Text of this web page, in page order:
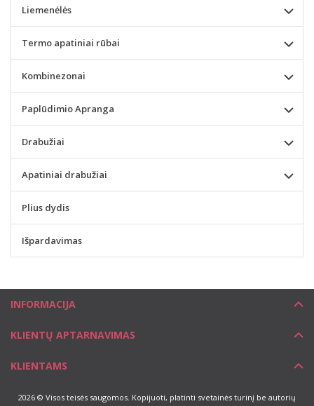
Liemenėlės
Termo apatiniai rūbai
Kombinezonai
Paplūdimio Apranga
Drabužiai
Apatiniai drabužiai
Plius dydis
Išpardavimas
INFORMACIJA
KLIENTŲ APTARNAVIMAS
KLIENTAMS
2026 © Visos teisės saugomos. Kopijuoti, platinti svetainės turinį be autorių